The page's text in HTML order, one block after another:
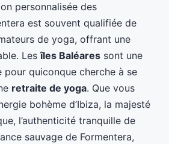
personnalisée des
est souvent qualifiée de
de yoga, offrant une
Lesîles Baléares sont une
quiconque cherche à se
retraite de yoga. Que vous
bohème d’Ibiza, la majesté
l’authenticité tranquille de
sauvage de Formentera,